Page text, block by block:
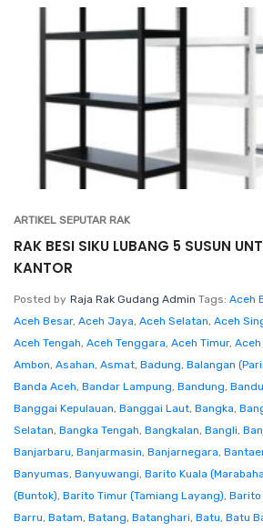
ARTIKEL SEPUTAR RAK
RAK BESI SIKU LUBANG 5 SUSUN
KANTOR
Posted by Raja Rak Gudang Admin Tags: Aceh
Aceh Besar, Aceh Jaya, Aceh Selatan, Aceh
Aceh Tengah, Aceh Tenggara, Aceh Timur,
Ambon, Asahan, Asmat, Badung, Balangan
Banda Aceh, Bandar Lampung, Bandung,
Banggai Kepulauan, Banggai Laut, Bangka,
Selatan, Bangka Tengah, Bangkalan, Bangli,
Banjarbaru, Banjarmasin, Banjarnegara,
Banyumas, Banyuwangi, Barito Kuala
(Buntok), Barito Timur (Tamiang Layang), Barito
Barru, Batam, Batang, Batanghari, Batu, Batu